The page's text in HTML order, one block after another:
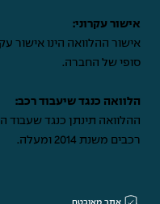
אישור עקרוני:
אישור ההלוואה הינו אישור
סופי של החברה.
הלוואה כנגד שיעבוד רכב:
ההלוואה תינתן כנגד שעבוד
רכבים משנת 2014 ומעלה.